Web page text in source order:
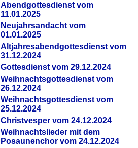
Abendgottesdienst vom
11.01.2025
Neujahrsandacht vom
01.01.2025
Altjahresabendgottesdienst vom
31.12.2024
Gottesdienst vom 29.12.2024
Weihnachtsgottesdienst vom
26.12.2024
Weihnachtsgottesdienst vom
25.12.2024
Christvesper vom 24.12.2024
Weihnachtslieder mit dem
Posaunenchor vom 24.12.2024